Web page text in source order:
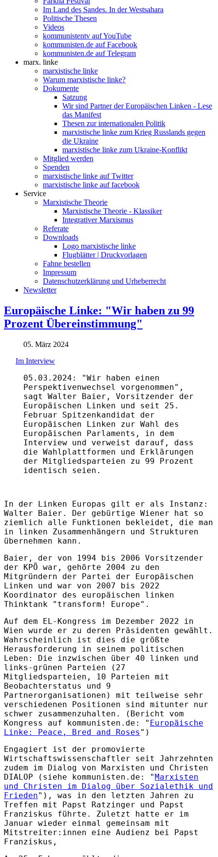
Im Land des Sandes. In der Westsahara
Politische Thesen
Videos
kommunistentv auf YouTube
kommunisten.de auf Facebook
kommunisten.de auf Telegram
marx. linke
marxistische linke
Warum marxistische linke?
Dokumente
Satzung
Wir sind Partner der Europäischen Linken - Lese
das Manifest
Thesen zur internationalen Politik
marxistische linke zum Krieg Russlands gegen
die Ukraine
marxistische linke zum Ukraine-Konflikt
Mitglied werden
Spenden
marxistische linke auf Twitter
marxistische linke auf facebook
Service
Marxistische Theorie
Marxistische Theorie - Klassiker
Integrativer Marxismus
Referate
Downloads
Logo marxistische linke
Flugblätter | Druckvorlagen
Fahne bestellen
Impressum
Datenschutzerklärung und Urheberrecht
Newsletter
Europäische Linke: "Wir haben zu 99
Prozent Übereinstimmung"
05. März 2024
Im Interview
05.03.2024: "Wir haben einen
Perspektivenwechsel vorgenommen",
sagt Walter Baier, Vorsitzender der
Europäischen Linken und seit 25.
Februar Spitzenkandidat der
Europäischen Linken zur Wahl des
Europäischen Parlaments, in dem
Interview und verweist darauf, dass
die Wahlplattformen und Erklärungen
der Mitgliedsparteien zu 99 Prozent
identisch seien.
In der Linken Europas gilt er als Instanz:
Walter Baier. Der gebürtige Wiener hat so
ziemlich alle Funktionen bekleidet, die man
in linken Zusammenhängern und Strukturen
übernehmen kann.
Baier, der von 1994 bis 2006 Vorsitzender
der KPÖ war, gehörte 2004 zu den
Mitgründern der Partei der Europäischen
Linken und war von 2007 bis 2022
Koordinator des europäischen linken
Thinktank "transform! Europe".
Auf dem EL-Kongress im Dezember 2022 in
Wien wurde er zu deren Präsidenten gewählt.
Wahrscheinlich ist dies die größte
Herausforderung in seinem politischen
Leben: Die inzwischen über 40 linken und
links-grünen Parteien (27
Mitgliedsparteien, 10 Parteien mit
Beobachterstatus und 9
Partnerorganisationen) mit teilweise sehr
verschiedenen Positionen sind mitunter nur
schwer zusammenzuhalten. (Bericht vom
Kongress auf kommunisten.de: " Europäische
Linke: Peace, Bred and Roses ")
Engagiert ist der promovierte
Wirtschaftswissenschaftler seit Jahrzehnten
zudem im Dialog von Marxisten und Christen
DIALOP (siehe kommunisten.de: "Marxisten
und Christen im Dialog über Sozialethik und
Frieden"), was in den letzten Jahren zu
Treffen mit Papst Ratzinger und Papst
Franziskus führte. Zuletzt hatte er im
Januar wieder einmal gemeinsam mit
Mitstreiter:innen eine Audienz bei Papst
Franziskus ,